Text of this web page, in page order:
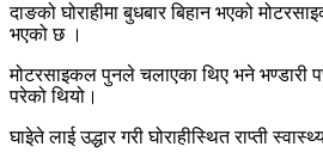
दाङको घोराहीमा बुधबार बिहान भएको
भएको छ ।
मोटरसाइकल पुनले चलाएका थिए भने भण्डारी
परेको थियो।
घाइेते लाई उद्धार गरी घोराहीस्थित राप्ती